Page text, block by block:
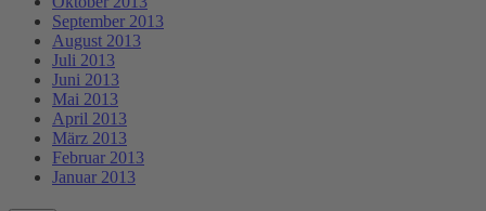
September 2013
August 2013
Juli 2013
Juni 2013
Mai 2013
April 2013
März 2013
Februar 2013
Januar 2013